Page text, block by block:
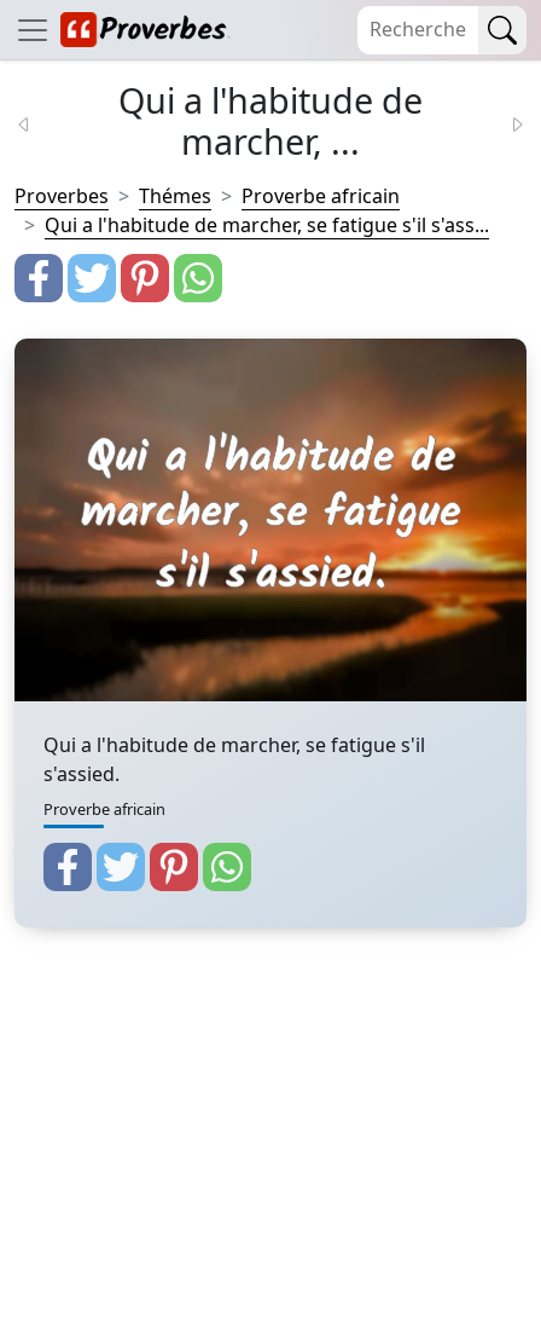
Qui a l'habitude de
marcher, ...
Proverbes Thémes
Proverbe africain
Qui a l'habitude de marcher, se fatigue s'il s'ass...
Qui a l'habitude de marcher, se fatigue s'il
s'assied.
Proverbe africain